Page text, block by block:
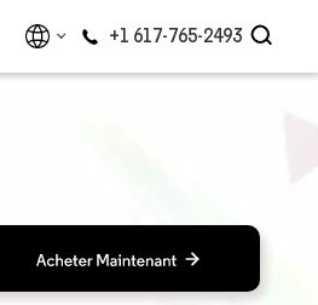
+1 617-765-2493